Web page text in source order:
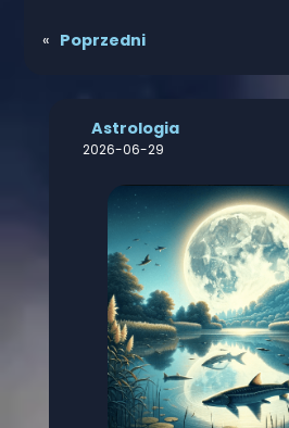
« Poprzedni
Astrologia
2026-06-29